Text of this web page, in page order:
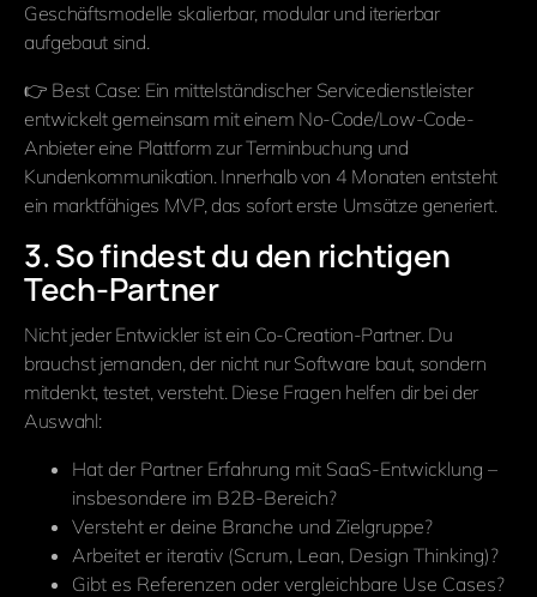
Geschäftsmodelle skalierbar, modular und iterierbar
aufgebaut sind.
👉 Best Case: Ein mittelständischer Servicedienstleister
entwickelt gemeinsam mit einem No-Code/Low-Code-
Anbieter eine Plattform zur Terminbuchung und
Kundenkommunikation. Innerhalb von 4 Monaten entsteht
ein marktfähiges MVP, das sofort erste Umsätze generiert.
3. So findest du den richtigen
Tech-Partner
Nicht jeder Entwickler ist ein Co-Creation-Partner. Du
brauchst jemanden, der nicht nur Software baut, sondern
mitdenkt, testet, versteht. Diese Fragen helfen dir bei der
Auswahl:
Hat der Partner Erfahrung mit SaaS-Entwicklung –
insbesondere im B2B-Bereich?
Versteht er deine Branche und Zielgruppe?
Arbeitet er iterativ (Scrum, Lean, Design Thinking)?
Gibt es Referenzen oder vergleichbare Use Cases?